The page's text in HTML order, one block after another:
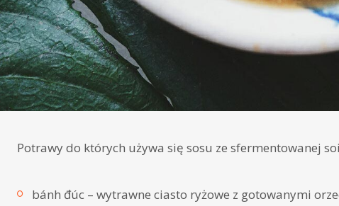
Potrawy do których używa się sosu ze sfermentowanej
bánh đúc – wytrawne ciasto ryżowe z gotowanymi